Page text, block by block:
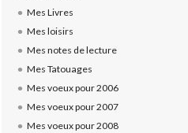
Mes Livres
Mes loisirs
Mes notes de lecture
Mes Tatouages
Mes voeux pour 2006
Mes voeux pour 2007
Mes voeux pour 2008